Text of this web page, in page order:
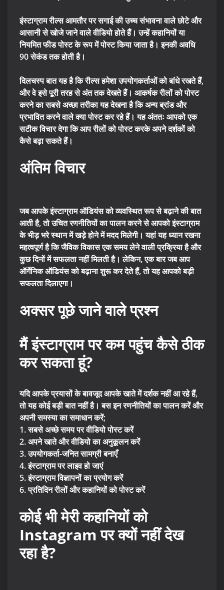
इंस्टाग्राम रील्स आमतौर पर सगाई की उच्च संभावना वाले छोटे और
आसानी से खोजे जाने वाले वीडियो होते हैं। उन्हें कहानियों या
नियमित फीड पोस्ट के रूप में पोस्ट किया जाता है। इनकी अवधि
90 सेकंड तक होती है।
दिलचस्प बात यह है कि रील्स हमेशा उपयोगकर्ताओं को बांधे रखते हैं,
और वे इसे पूरी तरह से अंत तक देखते हैं। आकर्षक रीलों को पोस्ट
करने का सबसे अच्छा तरीका यह देखना है कि अन्य ब्रांड और
प्रभावित करने वाले क्या पोस्ट कर रहे हैं। यह अंततः आपको एक
सटीक विचार देगा कि आप रीलों को पोस्ट करके अपने दर्शकों को
कैसे बढ़ा सकते हैं।
अंतिम विचार
जब आपके इंस्टाग्राम ऑडियंस को व्यवस्थित रूप से बढ़ाने की बात
आती है, तो उचित रणनीतियों का पालन करने से आपको इंस्टाग्राम
के भीड़ भरे स्थान में खड़े होने में मदद मिलेगी। यहां यह ध्यान रखना
महत्वपूर्ण है कि जैविक विकास एक समय लेने वाली प्रक्रिया है और
कुछ दिनों में सफलता नहीं मिलती है। लेकिन, एक बार जब आप
ऑर्गेनिक ऑडियंस को बढ़ाना शुरू कर देते हैं, तो यह आपको बड़ी
सफलता दिलाएगा।
अक्सर पूछे जाने वाले प्रश्न
मैं इंस्टाग्राम पर कम पहुंच कैसे ठीक
कर सकता हूं?
यदि आपके प्रयासों के बावजूद आपके खाते में दर्शक नहीं आ रहे हैं,
तो यह कोई बड़ी बात नहीं है। बस इन रणनीतियों का पालन करें और
अपनी समस्या का समाधान करें;
1. सबसे अच्छे समय पर वीडियो पोस्ट करें
2. अपने खाते और वीडियो का अनुकूलन करें
3. उपयोगकर्ता-जनित सामग्री बनाएँ
4. इंस्टाग्राम पर लाइव हो जाएं
5. इंस्टाग्राम विज्ञापनों का प्रयोग करें
6. प्रतिदिन रीलों और कहानियों को पोस्ट करें
कोई भी मेरी कहानियों को
Instagram पर क्यों नहीं देख
रहा है?